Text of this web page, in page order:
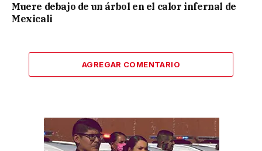
Muere debajo de un árbol en el calor infernal de
Mexicali
AGREGAR COMENTARIO